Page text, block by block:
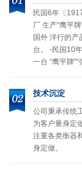
民国6年〔
厂 生产“鹰平
国外 洋行的产
台。 -民国10
一台 “鹰平牌”“
技术沉淀
公司秉承传统
为客户量身定
注重各类衡器
身定做。